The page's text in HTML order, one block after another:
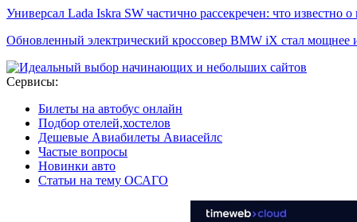
Универсал Lada Iskra SW частично рассекречен: что известно
Обновленный электрический кроссовер BMW iX стал мощнее
Сервисы:
Билеты на автобус онлайн
Подбор отелей,хостелов
Дешевые Авиабилеты Авиасейлс
Частые вопросы
Новинки авто
Статьи на тему ОСАГО